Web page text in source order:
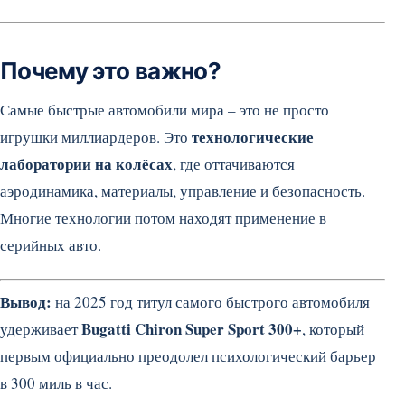
Почему это важно?
Самые быстрые автомобили мира – это не просто
игрушки миллиардеров. Это технологические
лаборатории на колёсах, где оттачиваются
аэродинамика, материалы, управление и безопасность.
Многие технологии потом находят применение в
серийных авто.
Вывод: на 2025 год титул самого быстрого автомобиля
удерживаетBugatti Chiron Super Sport 300+, который
первым официально преодолел психологический барьер
в 300 миль в час.